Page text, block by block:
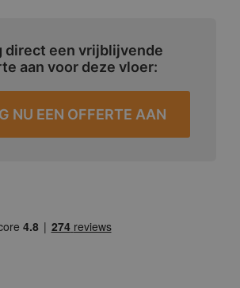
direct een vrijblijvende
aan voor deze vloer:
NU EEN OFFERTE AAN